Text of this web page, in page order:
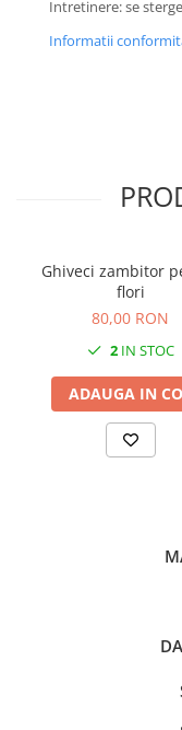
Intretinere: se
Informatii
Ghiveci zambitor
flori
80,00 RON
2IN STOC
ADAUGA IN